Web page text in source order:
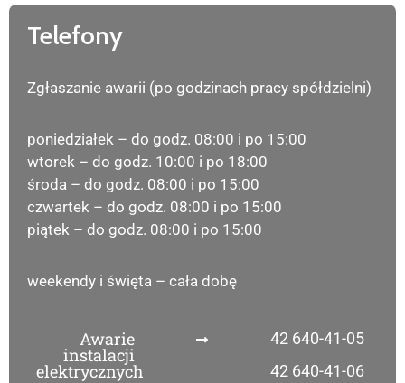
Telefony
Zgłaszanie awarii (po godzinach pracy spółdzielni)
poniedziałek – do godz. 08:00 i po 15:00
wtorek – do godz. 10:00 i po 18:00
środa – do godz. 08:00 i po 15:00
czwartek – do godz. 08:00 i po 15:00
piątek – do godz. 08:00 i po 15:00
weekendy i święta – cała dobę
Awarie
instalacji
elektrycznych
42 640-41-05
42 640-41-06